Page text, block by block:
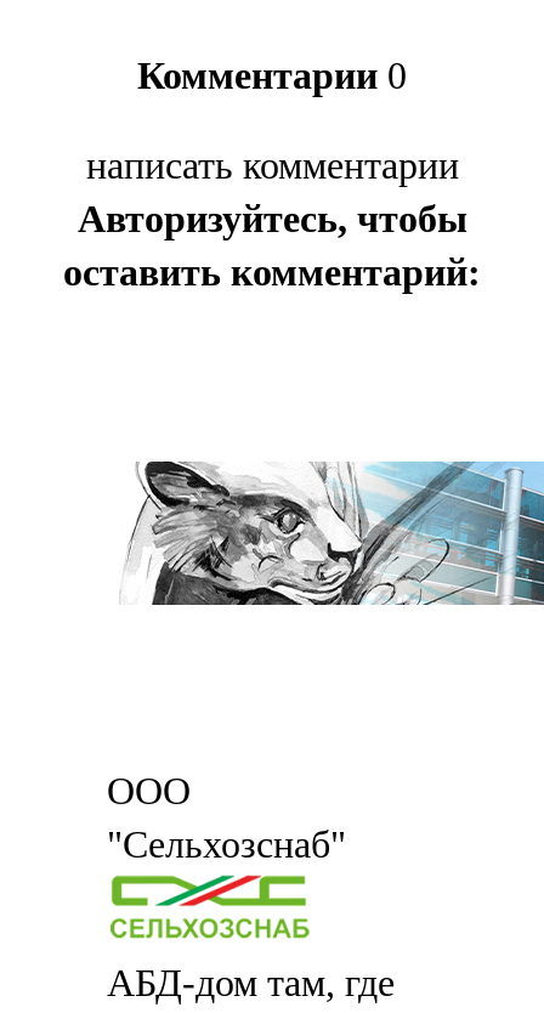
Комментарии 0
написать комментарии
Авторизуйтесь, чтобы
оставить комментарий:
ООО
"Сельхозснаб"
АБД-дом там, где